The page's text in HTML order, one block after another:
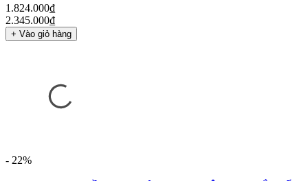
1.824.000₫
2.345.000₫
+ Vào giỏ hàng
- 22%